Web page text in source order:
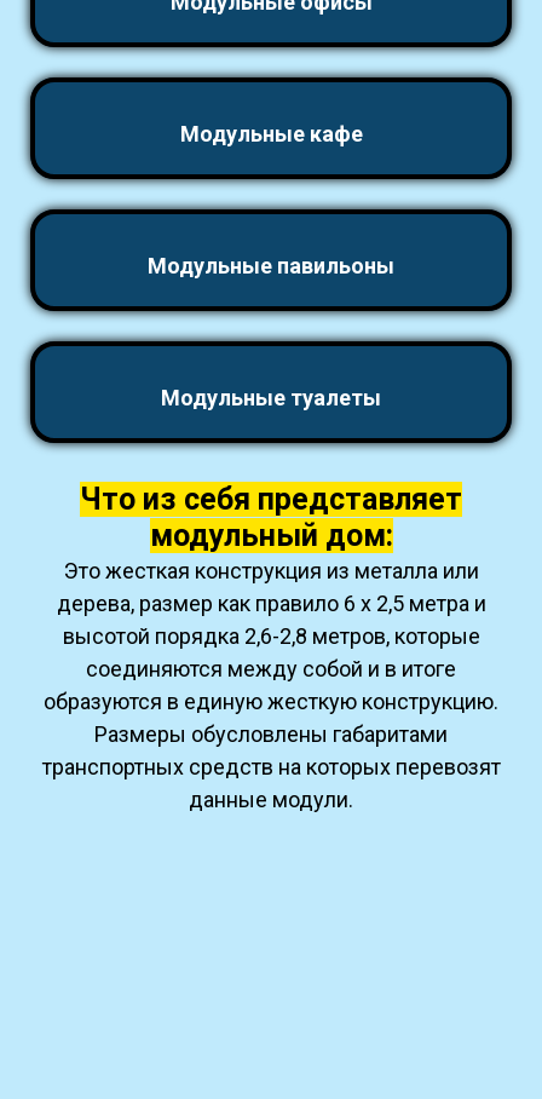
Модульные кафе
Модульные павильоны
Модульные туалеты
Что из себя представляет
модульный дом:
Это жесткая конструкция из металла или
дерева, размер как правило 6 х 2,5 метра и
высотой порядка 2,6-2,8 метров, которые
соединяются между собой и в итоге
образуются в единую жесткую конструкцию.
Размеры обусловлены габаритами
транспортных средств на которых перевозят
данные модули.